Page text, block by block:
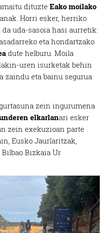
dituzteEako moilako
Horri esker, herriko
da uda-sasoia hasi aurretik:
eta hondartzako
dute helburu. Moila
uren isurketak behin
zaindu eta bainu segurua
zein ingurumena
elkarlanari esker
zein exekuzioan parte
Eusko Jaurlaritzak,
Bizkaia Ur